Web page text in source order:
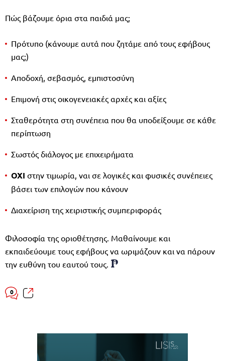
Πώς βάζουμε όρια στα παιδιά μας;
Πρότυπο (κάνουμε αυτά που ζητάμε από τους εφήβους
μας;)
Αποδοχή, σεβασμός, εμπιστοσύνη
Επιμονή στις οικογενειακές αρχές και αξίες
Σταθερότητα στη συνέπεια που θα υποδείξουμε σε κάθε
περίπτωση
Σωστός διάλογος με επιχειρήματα
ΟΧΙ στην τιμωρία, ναι σε λογικές και φυσικές συνέπειες
βάσει των επιλογών που κάνουν
Διαχείριση της χειριστικής συμπεριφοράς
Φιλοσοφία της οριοθέτησης. Μαθαίνουμε και
εκπαιδεύουμε τους εφήβους να ωριμάζουν και να πάρουν
την ευθύνη του εαυτού τους.
0